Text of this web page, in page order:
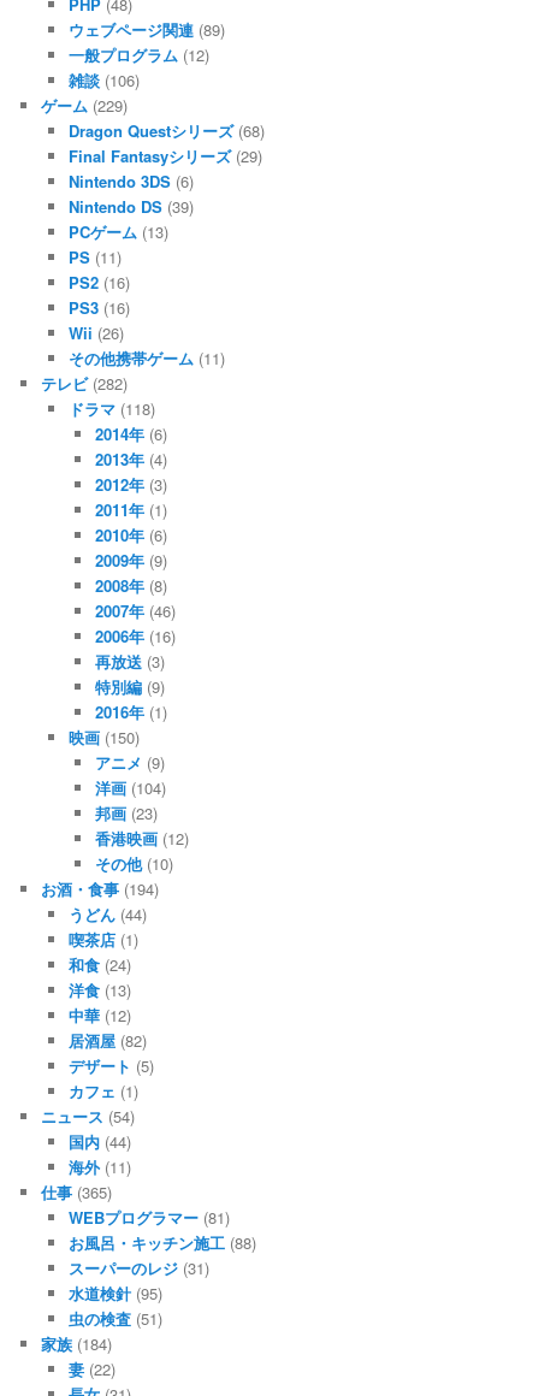
ウェブページ関連(89)
一般プログラム(12)
雑談(106)
ゲーム (229)
Dragon Questシリーズ(68)
Final Fantasyシリーズ(29)
Nintendo 3DS(6)
Nintendo DS(39)
PCゲーム(13)
PS(11)
PS2(16)
PS3(16)
Wii (26)
その他携帯ゲーム(11)
テレビ(282)
ドラマ(118)
2014年 (6)
2013年 (4)
2012年 (3)
2011年 (1)
2010年 (6)
2009年 (9)
2008年 (8)
2007年 (46)
2006年 (16)
再放送 (3)
特別編 (9)
2016年 (1)
映画(150)
アニメ (9)
洋画 (104)
邦画 (23)
香港映画 (12)
その他(10)
お酒・食事 (194)
うどん(44)
喫茶店(1)
和食(24)
洋食(13)
中華(12)
居酒屋(82)
デザート (5)
カフェ (1)
ニュース (54)
国内(44)
海外(11)
仕事 (365)
WEBプログラマー(81)
お風呂・キッチン施工(88)
スーパーのレジ(31)
水道検針(95)
虫の検査(51)
家族 (184)
妻(22)